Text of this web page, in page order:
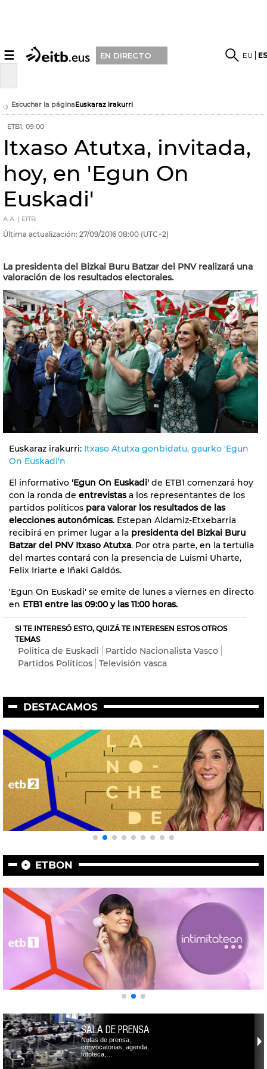
☰ EN DIRECTO EU
Escuchar la páginaEuskaraz irakurri
ETB1, 09:00
Itxaso Atutxa, invitada,
hoy, en 'Egun On
Euskadi'
A.A. | EITB
Última actualización: 27/09/2016 08:00 (UTC+2)
La presidenta del Bizkai Buru Batzar del PNV realizará una
valoración de los resultados electorales.
Euskaraz irakurri: Itxaso Atutxa gonbidatu, gaurko 'Egun
On Euskadi'n
El informativo 'Egun On Euskadi' de ETB1 comenzará hoy
con la ronda de entrevistasa los representantes de los
partidos políticos para valorar los resultados de las
elecciones autonómicas. Estepan Aldamiz-Etxebarria
recibirá en primer lugar a la presidenta del Bizkai Buru
Batzar del PNV Itxaso Atutxa. Por otra parte, en la tertulia
del martes contará con la presencia de Luismi Uharte,
Felix Iriarte e Iñaki Galdós.
'Egun On Euskadi' se emite de lunes a viernes en directo
en ETB1 entre las 09:00 y las 11:00 horas.
SI TE INTERESÓ ESTO, QUIZÁ TE INTERESEN ESTOS OTROS
TEMAS
Politica de Euskadi
Partido Nacionalista Vasco
Partidos Políticos
Televisión vasca
DESTACAMOS
ETBON
SALA DE PRENSA
Notas de prensa,
convocatorias, agenda,
fototeca,…